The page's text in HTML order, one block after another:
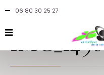
06 80 30 25 27
IMG_1498